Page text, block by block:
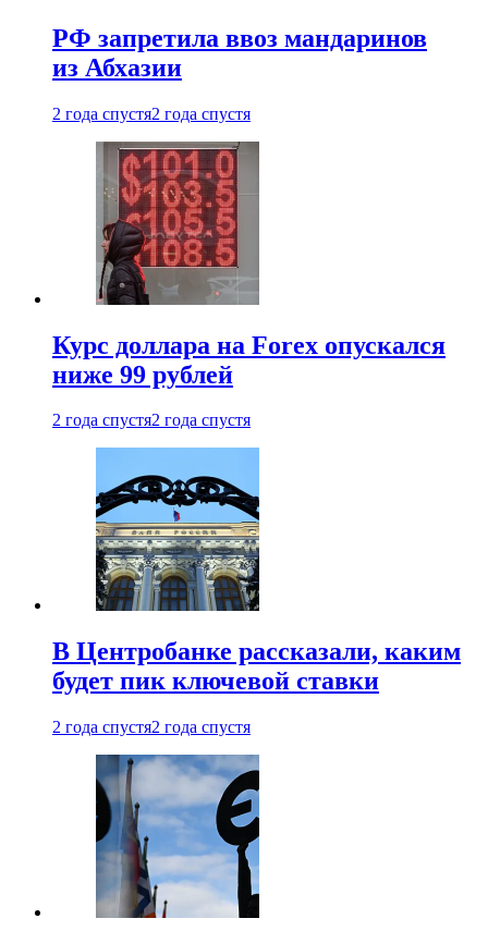
РФ запретила ввоз мандаринов
из Абхазии
2 года спустя2 года спустя
Курс доллара на Forex опускался
ниже 99 рублей
2 года спустя2 года спустя
В Центробанке рассказали, каким
будет пик ключевой ставки
2 года спустя2 года спустя